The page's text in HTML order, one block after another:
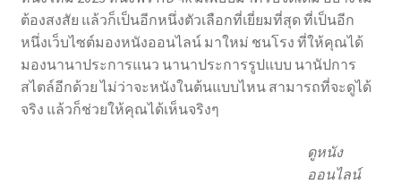
ต้องสงสัย แล้วก็เป็นอีกหนึ่งตัวเลือกที่เยี่ยมที่สุด ที่เป็นอีก
หนึ่งเว็บไซต์มองหนังออนไลน์ มาใหม่ ชนโรง ที่ให้คุณได้
มองนานาประการแนว นานาประการรูปแบบ นานัปการ
สไตล์อีกด้วย ไม่ว่าจะหนังในต้นแบบไหน สามารถที่จะดูได้
จริง แล้วก็ช่วยให้คุณได้เห็นจริงๆ
ดูหนัง
ออนไลน์